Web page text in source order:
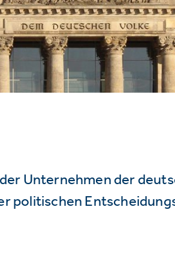
Unternehmen der
politischen